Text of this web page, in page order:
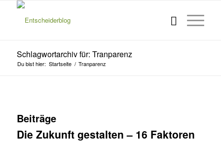
Schlagwortarchiv für: Tranparenz
Du bist hier: Startseite / Tranparenz
Beiträge
Die Zukunft gestalten – 16 Faktoren